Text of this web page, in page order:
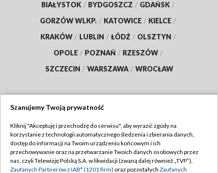
BIAŁYSTOK / BYDGOSZCZ / GDAŃSK /
GORZÓW WLKP. / KATOWICE / KIELCE /
KRAKÓW / LUBLIN / ŁÓDŹ / OLSZTYN /
OPOLE / POZNAŃ / RZESZÓW /
SZCZECIN / WARSZAWA / WROCŁAW
TVP
Abonament TVP
Emisja w TVP
Regulamin TVP
Polityka prywatności
Szanujemy Twoją prywatność
Kliknij "Akceptuję i przechodzę do serwisu", aby wyrazić zgody na
korzystanie z technologii automatycznego śledzenia i zbierania danych,
dostęp do informacji na Twoim urządzeniu końcowym i ich
przechowywanie oraz na przetwarzanie Twoich danych osobowych przez
nas, czyli Telewizję Polską S.A. w likwidacji (zwaną dalej również „TVP”),
Zaufanych Partnerów z IAB* (1201 firm) oraz pozostałych Zaufanych